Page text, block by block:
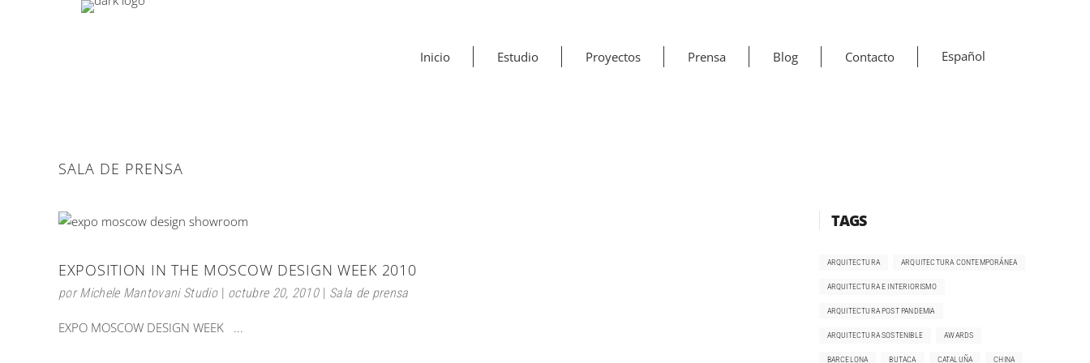
Inicio Estudio Proyectos Prensa Blog Contacto Español
SALA DE PRENSA
EXPOSITION IN THE MOSCOW DESIGN WEEK 2010
porMichele Mantovani Studio octubre 20, 2010 Sala de prensa
EXPO MOSCOW DESIGN WEEK
TAGS
ARQUITECTURA ARQUITECTURA CONTEMPORÁNEA
ARQUITECTURA E INTERIORISMO
ARQUITECTURA POST PANDEMIA
ARQUITECTURA SOSTENIBLE AWARDS
BARCELONA BUTACA CATALUÑA CHINA